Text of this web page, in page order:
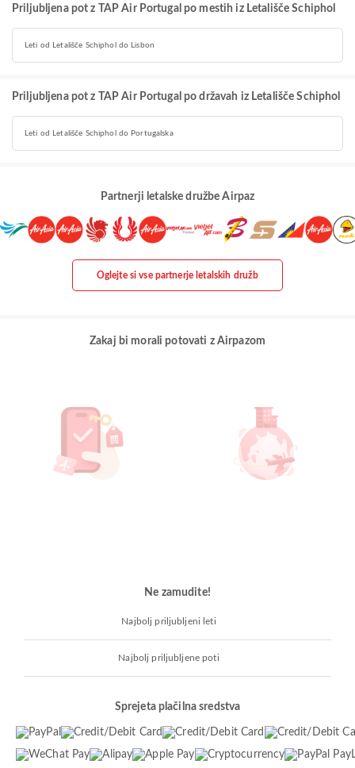
Priljubljena pot z TAP Air Portugal po mestih iz Letališče Schiphol
Leti od Letališče Schiphol do Lisbon
Priljubljena pot z TAP Air Portugal po državah iz Letališče Schiphol
Leti od Letališče Schiphol do Portugalska
Partnerji letalske družbe Airpaz
Oglejte si vse partnerje letalskih družb
Zakaj bi morali potovati z Airpazom
Ne zamudite!
Najbolj priljubljeni leti
Najbolj priljubljene poti
Sprejeta plačilna sredstva